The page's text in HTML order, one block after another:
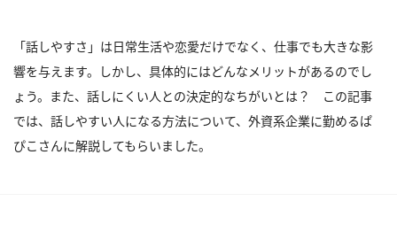
「話しやすさ」は日常生活や恋愛だけでなく、仕事でも大きな影
響を与えます。しかし、具体的にはどんなメリットがあるのでし
ょう。また、話しにくい人との決定的なちがいとは？ この記事
では、話しやすい人になる方法について、外資系企業に勤めるぱ
ぴこさんに解説してもらいました。